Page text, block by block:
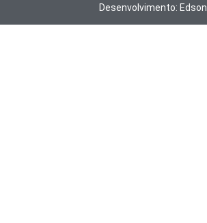
Desenvolvimento: Edson